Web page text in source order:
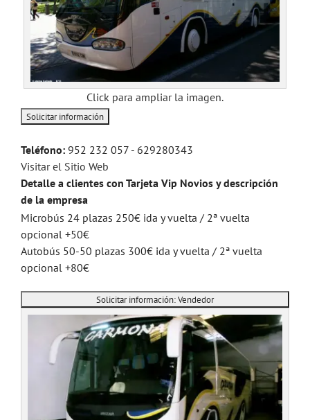
Click para ampliar la imagen.
Teléfono: 952 232 057 - 629280343
Visitar el Sitio Web
Detalle a clientes con Tarjeta Vip Novios y descripción
de la empresa
Microbús 24 plazas 250€ ida y vuelta / 2ª vuelta
opcional +50€
Autobús 50-50 plazas 300€ ida y vuelta / 2ª vuelta
opcional +80€